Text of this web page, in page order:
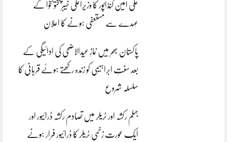
علی امین گنڈاپور کا وزیراعلیٰ خیبرپختونخوا کے
عہدے سے مستعفی ہونے کا اعلان
پاکستان بھر میں نمازِ عیدالاضحی کی ادائیگی کے
بعد سنتِ ابراہیمی کو زندہ رکھتے ہوئے قربانی کا
سلسلہ شروع
جہلم رکشہ اور ٹریلر میں تصادم رکشہ ڈرائیور اور
ایک عورت زخمی ٹریلر کا ڈرائیور فرار ہونے